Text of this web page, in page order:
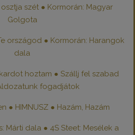
szét ● Kormorán: Magyar
Golgota
országod ● Kormorán: Harangok
dala
hoztam ● Szállj fel szabad
fogadjátok
● HIMNUSZ ● Hazám, Hazám
Márti dala ● 4S Steet: Mesélek a